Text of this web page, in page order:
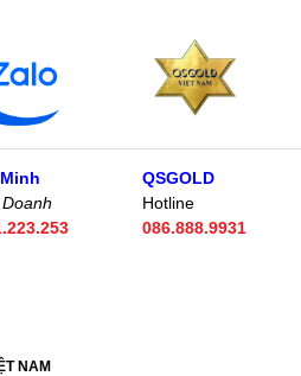
QSGOLD
Hotline
086.888.9931
NAM